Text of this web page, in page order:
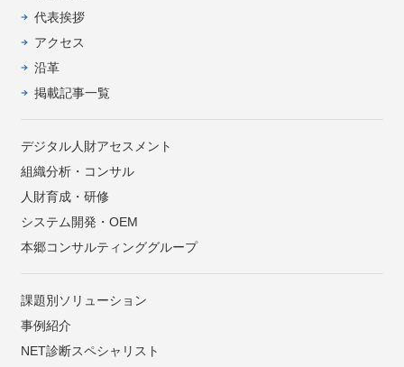
代表挨拶
アクセス
沿革
掲載記事一覧
デジタル人財アセスメント
組織分析・コンサル
人財育成・研修
システム開発・OEM
本郷コンサルティンググループ
課題別ソリューション
事例紹介
NET診断スペシャリスト